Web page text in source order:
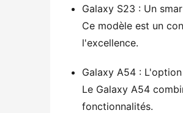
Galaxy S23 : Un
Ce modèle est un
l'excellence.
Galaxy A54 :
Le Galaxy A54
fonctionnalités.